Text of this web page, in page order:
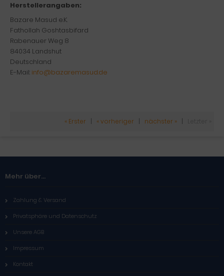
Herstellerangaben:
Bazare Masud e.K.
Fathollah Goshtasbifard
Rabenauer Weg 8
84034 Landshut
Deutschland
E-Mail: info@bazaremasud.de
« Erster « vorheriger nächster »
Mehr über...
Zahlung & Versand
Privatsphäre und Datenschutz
Unsere AGB
Impressum
Kontakt